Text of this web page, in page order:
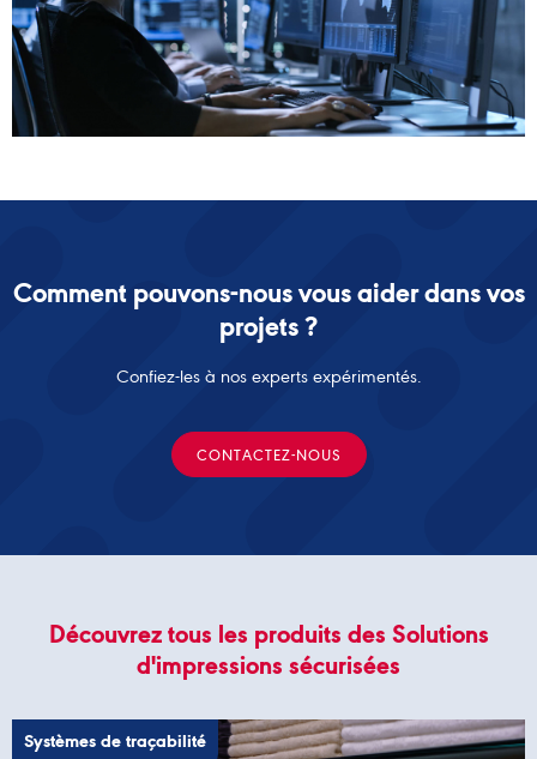
Comment pouvons-nous vous aider dans vos
projets ?
Confiez-les à nos experts expérimentés.
CONTACTEZ-NOUS
Découvrez tous les produits des Solutions
d'impressions sécurisées
Systèmes de traçabilité